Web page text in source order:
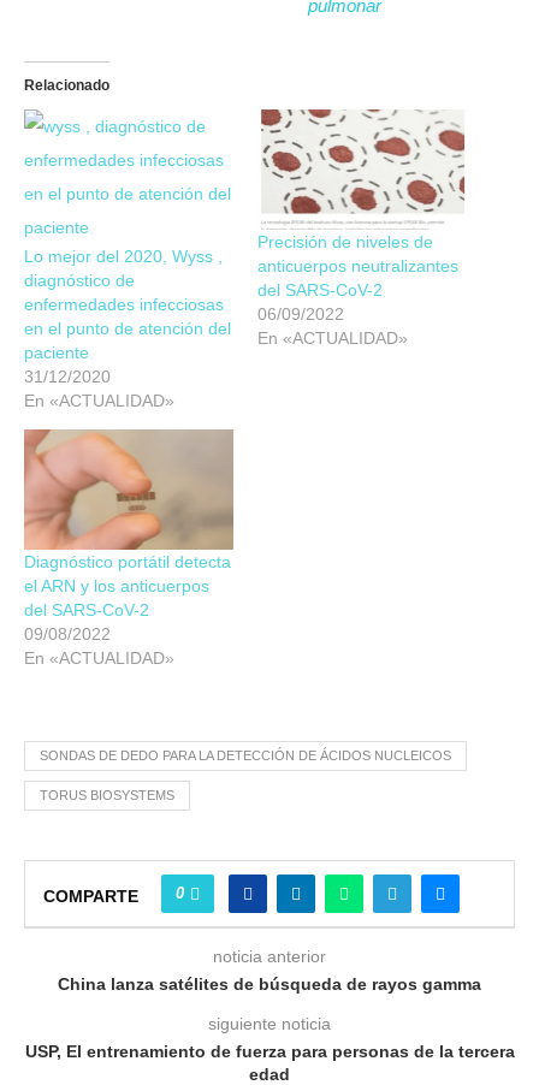
pulmonar
Relacionado
Lo mejor del 2020, Wyss ,
diagnóstico de
enfermedades infecciosas
en el punto de atención del
paciente
31/12/2020
En «ACTUALIDAD»
Precisión de niveles de
anticuerpos neutralizantes
del SARS-CoV-2
06/09/2022
En «ACTUALIDAD»
Diagnóstico portátil detecta
el ARN y los anticuerpos
del SARS-CoV-2
09/08/2022
En «ACTUALIDAD»
SONDAS DE DEDO PARA LA DETECCIÓN DE ÁCIDOS NUCLEICOS
TORUS BIOSYSTEMS
COMPARTE 0
noticia anterior
China lanza satélites de búsqueda de rayos gamma
siguiente noticia
USP, El entrenamiento de fuerza para personas de la tercera
edad